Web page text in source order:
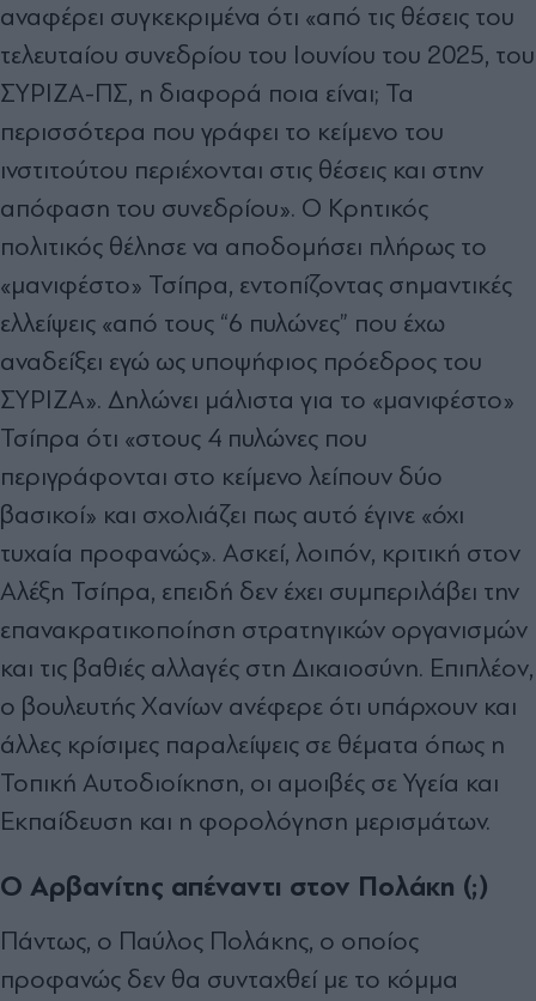
αναφέρει συγκεκριμένα ότι «από τις θέσεις του
τελευταίου συνεδρίου του Ιουνίου του 2025, του
ΣΥΡΙΖΑ-ΠΣ, η διαφορά ποια είναι; Τα
περισσότερα που γράφει το κείμενο του
ινστιτούτου περιέχονται στις θέσεις και στην
απόφαση του συνεδρίου». Ο Κρητικός
πολιτικός θέλησε να αποδομήσει πλήρως το
«μανιφέστο» Τσίπρα, εντοπίζοντας σημαντικές
ελλείψεις «από τους “6 πυλώνες” που έχω
αναδείξει εγώ ως υποψήφιος πρόεδρος του
ΣΥΡΙΖΑ». Δηλώνει μάλιστα για το «μανιφέστο»
Τσίπρα ότι «στους 4 πυλώνες που
περιγράφονται στο κείμενο λείπουν δύο
βασικοί» και σχολιάζει πως αυτό έγινε «όχι
τυχαία προφανώς». Ασκεί, λοιπόν, κριτική στον
Αλέξη Τσίπρα, επειδή δεν έχει συμπεριλάβει την
επανακρατικοποίηση στρατηγικών οργανισμών
και τις βαθιές αλλαγές στη Δικαιοσύνη. Επιπλέον,
ο βουλευτής Χανίων ανέφερε ότι υπάρχουν και
άλλες κρίσιμες παραλείψεις σε θέματα όπως η
Τοπική Αυτοδιοίκηση, οι αμοιβές σε Υγεία και
Εκπαίδευση και η φορολόγηση μερισμάτων.
Ο Αρβανίτης απέναντι στον Πολάκη (;)
Πάντως, ο Παύλος Πολάκης, ο οποίος
προφανώς δεν θα συνταχθεί με το κόμμα